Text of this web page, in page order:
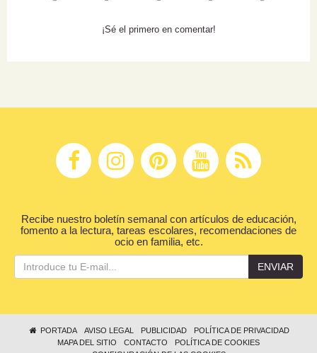
¡Sé el primero en comentar!
Recibe nuestro boletín semanal con artículos de educación,
fomento a la lectura, tareas escolares, recomendaciones de
ocio en familia, etc.
ENVIAR
PORTADA AVISO LEGAL PUBLICIDAD
POLÍTICA DE PRIVACIDAD
MAPA DEL SITIO
CONTACTO
POLÍTICA DE COOKIES